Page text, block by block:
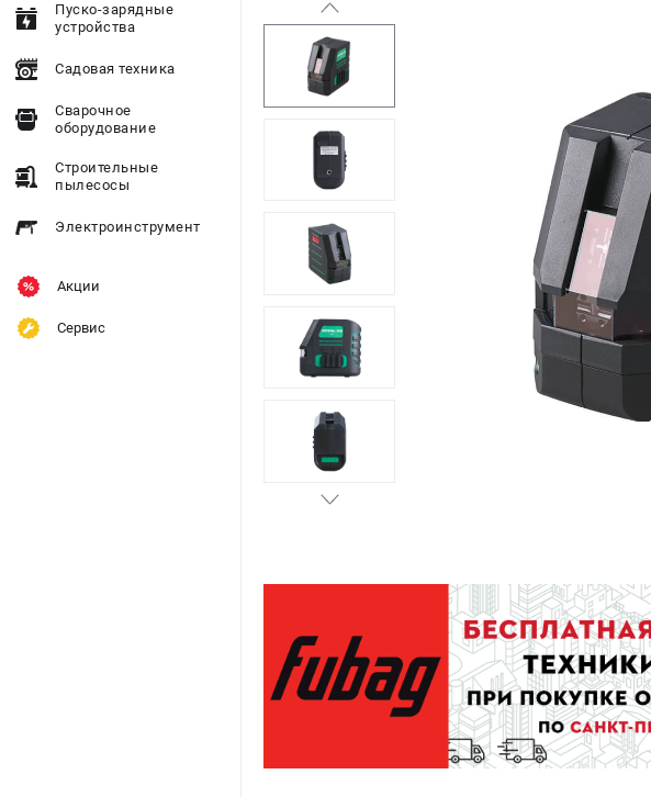
Пуско-зарядные
устройства
Садовая техника
Сварочное
оборудование
Строительные
пылесосы
Электроинструмент
Акции
Сервис